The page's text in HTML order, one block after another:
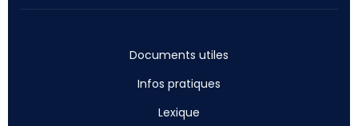
Documents utiles
Infos pratiques
Lexique